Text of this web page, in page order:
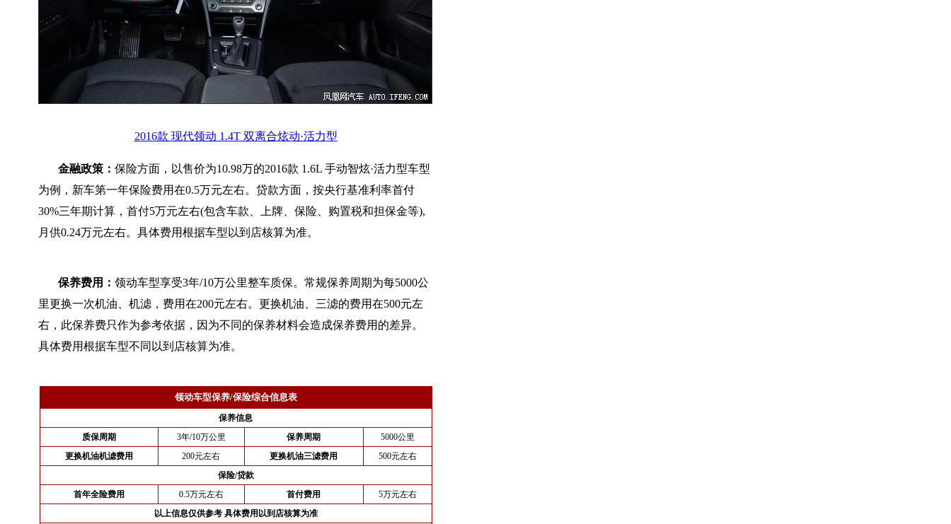
2016款 现代领动 1.4T 双离合炫动·活力型
金融政策： 保险方面，以售价为10.98万的2016款 1.6L 手动智炫·活力型车型
为例，新车第一年保险费用在0.5万元左右。贷款方面，按央行基准利率首付
30%三年期计算，首付5万元左右(包含车款、上牌、保险、购置税和担保金等),
月供0.24万元左右。具体费用根据车型以到店核算为准。
保养费用： 领动车型享受3年/10万公里整车质保。常规保养周期为每5000公
里更换一次机油、机滤，费用在200元左右。更换机油、三滤的费用在500元左
右，此保养费只作为参考依据，因为不同的保养材料会造成保养费用的差异。
具体费用根据车型不同以到店核算为准。
领动车型保养/保险综合信息表
保养信息
质保周期
3年/10万公里 保养周期
5000公里
更换机油机滤费用
200元左右 更换机油三滤费用
500元左右
保险/贷款
首年全险费用
0.5万元左右 首付费用
5万元左右
以上信息仅供参考 具体费用以到店核算为准